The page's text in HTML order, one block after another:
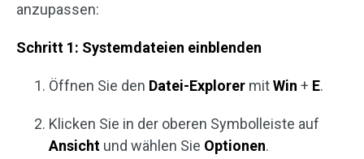
anzupassen:
Schritt 1: Systemdateien einblenden
Öffnen Sie den Datei-Explorer mitWin + E.
Klicken Sie in der oberen Symbolleiste auf
Ansicht und wählen Sie Optionen.